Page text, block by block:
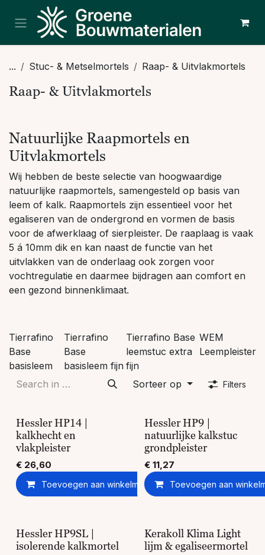
Overslaan naar inhoud
... Stuc- & Metselmortels Raap- & Uitvlakmortels
Raap- & Uitvlakmortels
Natuurlijke Raapmortels en
Uitvlakmortels
Wij hebben de beste selectie van hoogwaardige
natuurlijke raapmortels, samengesteld op basis van
leem of kalk. Raapmortels zijn essentieel voor het
egaliseren van de ondergrond en vormen de basis
voor de afwerklaag of sierpleister. De raaplaag is vaak
5 á 10mm dik en kan naast de functie van het
uitvlakken van de onderlaag ook zorgen voor
vochtregulatie en daarmee bijdragen aan comfort en
een gezond binnenklimaat.
Tierrafino
Base
basisleem
Tierrafino
Base
basisleem fijn
Tierrafino Base
leemstuc extra
fijn
WEM
Leempleister
Sorteer op Filters
Hessler HP14 |
kalkhecht en
vlakpleister
€ 26,60
Toevoegen aan winkelmandje Toevoegen aan
Hessler HP9 |
natuurlijke kalkstuc
grondpleister
€ 11,27
Toevoegen aan
Hessler HP9SL |
isolerende kalkmortel
Kerakoll Klima Light
lijm & egaliseermortel